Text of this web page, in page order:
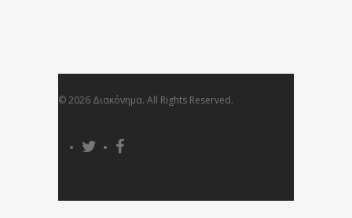
© 2026 Διακόνημα. All Rights Reserved.